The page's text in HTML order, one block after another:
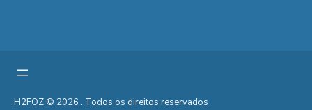
H2FOZ © 2026 . Todos os direitos reservados